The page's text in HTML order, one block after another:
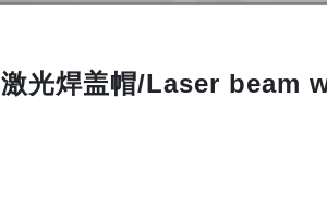
激光焊盖帽/Laser beam